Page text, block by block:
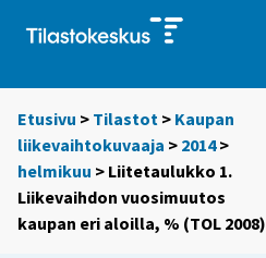
Etusivu > Tilastot > Kaupan
liikevaihtokuvaaja > 2014>
helmikuu > Liitetaulukko 1.
Liikevaihdon vuosimuutos
kaupan eri aloilla, % (TOL 2008)